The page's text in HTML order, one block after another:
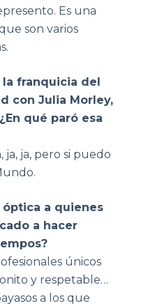
Es una
son varios
la franquicia del
con Julia Morley,
qué paró esa
ja, ja, pero si puedo
óptica a quienes
a hacer
únicos
y respetable…
a los que